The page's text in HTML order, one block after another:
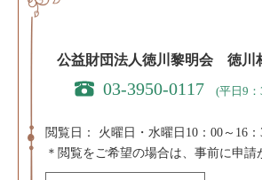
公益財団法人徳川黎明会 徳川
03-3950-0117 (平日9：
閲覧日：
火曜日・水曜日10：00～16：
＊閲覧をご希望の場合は、事前に申請